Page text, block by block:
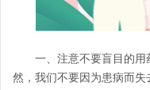
一、注意不要盲目的用药
然，我们不要因为患病而